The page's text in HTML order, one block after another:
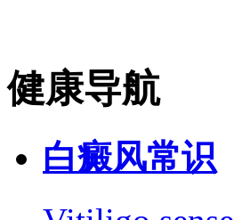
健康导航
白癜风常识